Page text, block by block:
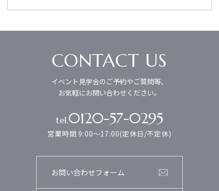
CONTACT US
イベント見学会のご予約やご質問等、
お気軽にお問い合わせください。
tel.0120-57-0295
営業時間 9:00～17:00(定休日/不定休)
お問い合わせフォーム